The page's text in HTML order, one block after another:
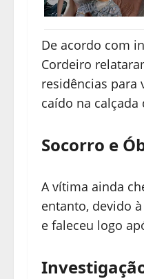
De acordo com
Cordeiro
residências para
caído na calçada
Socorro e
A vítima ainda
entanto, devido
e faleceu logo